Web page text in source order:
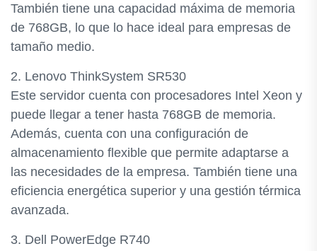
También tiene una capacidad máxima de memoria
de 768GB, lo que lo hace ideal para empresas de
tamaño medio.
2. Lenovo ThinkSystem SR530
Este servidor cuenta con procesadores Intel Xeon y
puede llegar a tener hasta 768GB de memoria.
Además, cuenta con una configuración de
almacenamiento flexible que permite adaptarse a
las necesidades de la empresa. También tiene una
eficiencia energética superior y una gestión térmica
avanzada.
3. Dell PowerEdge R740